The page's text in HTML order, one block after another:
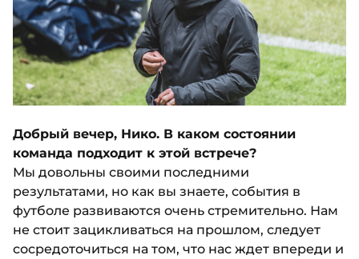
Добрый вечер, Нико. В каком состоянии
команда подходит к этой встрече?
Мы довольны своими последними
результатами, но как вы знаете, события в
футболе развиваются очень стремительно. Нам
не стоит зацикливаться на прошлом, следует
сосредоточиться на том, что нас ждет впереди и